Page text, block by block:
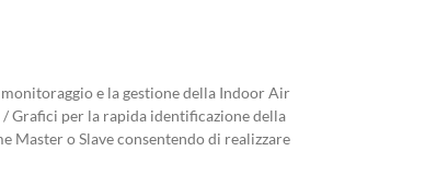
e la gestione della Indoor Air
Grafici per la rapida identificazione della
Master o Slave consentendo di realizzare